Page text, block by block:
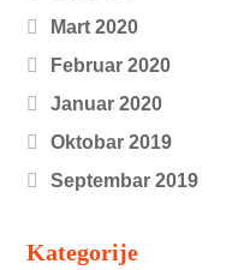
Mart 2020
Februar 2020
Januar 2020
Oktobar 2019
Septembar 2019
Kategorije